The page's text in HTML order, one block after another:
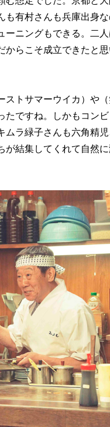
有村さんも兵庫出身
ーニングもできる。二
からこそ成立できたと
ストサマーウイカ）や
たですね。しかもコン
ムラ緑子さんも六角精
が結集してくれて自然